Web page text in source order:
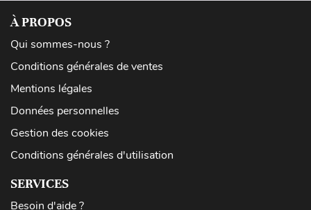
À PROPOS
Qui sommes-nous ?
Conditions générales de ventes
Mentions légales
Données personnelles
Gestion des cookies
Conditions générales d'utilisation
SERVICES
Besoin d'aide ?